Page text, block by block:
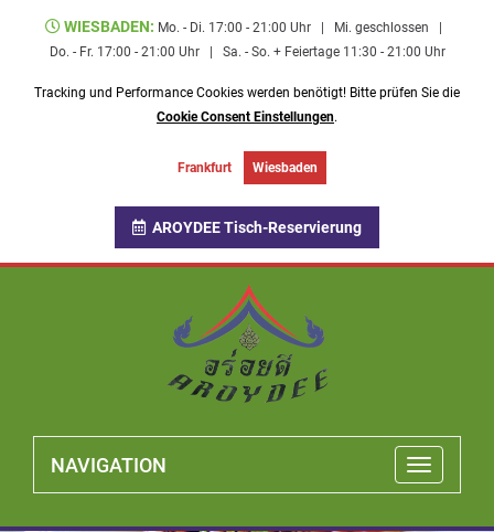
WIESBADEN: Mo. - Di. 17:00 - 21:00 Uhr Mi. geschlossen
Do. - Fr. 17:00 - 21:00 Uhr| Sa. - So. + Feiertage 11:30 - 21:00 Uhr
Tracking und Performance Cookies werden benötigt! Bitte prüfen Sie die
Cookie Consent Einstellungen.
Frankfurt Wiesbaden
AROYDEE Tisch-Reservierung
NAVIGATION
Toggle
navigation